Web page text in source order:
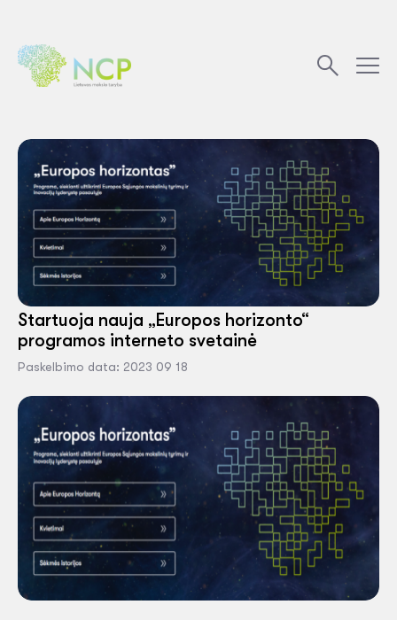
Startuoja nauja „Europos horizonto“
programos interneto svetainė
Paskelbimo data: 2023 09 18